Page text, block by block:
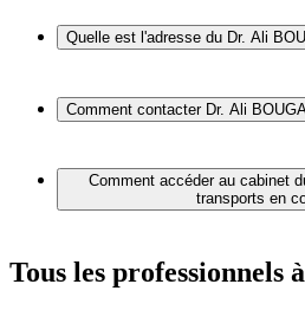
Quelle est l'adresse du Dr. Ali
75015 PARIS
Comment contacter Dr. Ali
au 01 45 32 08 11.
Comment accéder au cabinet
transports en
arrêts suivants :
Bus - Cambronne -
Tous les professionnels